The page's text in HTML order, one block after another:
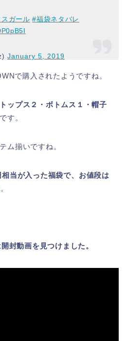
ガール #福袋ネタバレ
January 5, 2019
で購入されたようですね。
ップス２・ボトムス１・帽子
す。
ム揃いですね。
当が入った福袋で、お値段は
封動画を見つけました。